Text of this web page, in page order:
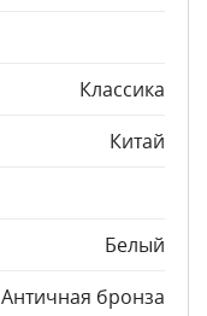
Классика
Китай
Белый
Античная бронза